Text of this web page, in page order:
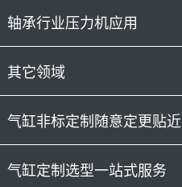
轴承行业压力机应用
其它领域
气缸非标定制随意定更贴近
气缸定制选型一站式服务